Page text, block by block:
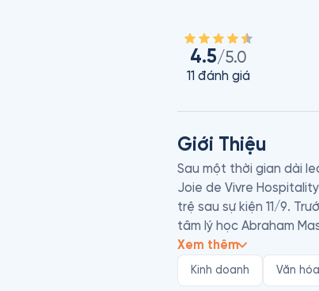
4.5/5.0
11 đánh giá
Giới Thiệu
Sau một thời gian dài
Joie de Vivre
trệ sau sự kiện 11/9.
tâm lý học Abraham
khởi sắc thêm lần nữa.
Trong Đỉnh Cao Dẫn
Xem thêm
Kinh doanh Văn